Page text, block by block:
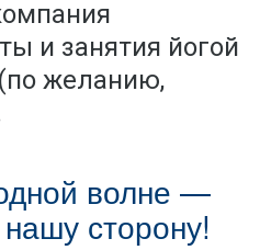
и занятия йогой
желанию,
волне —
сторону!